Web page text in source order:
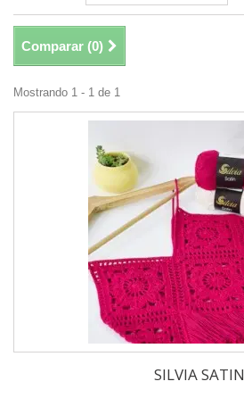
Comparar (0)
Mostrando 1 - 1 de 1
SILVIA SATIN